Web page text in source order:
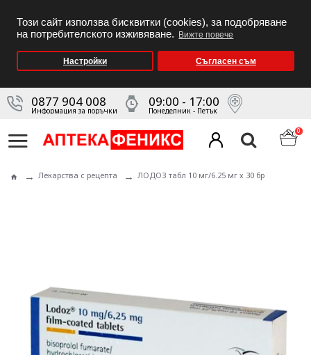
Този сайт използва бисквитки (cookies), за подобряване
на потребителското изживяване.
Вижте повече
Настройки Съгласен съм
0877 904 008
Информация за поръчки
09:00 - 17:00
Понеделник - Петък
0
Лекарства с рецепта ЛОДОЗ табл 10 мг/6.25 мг х 30 бр